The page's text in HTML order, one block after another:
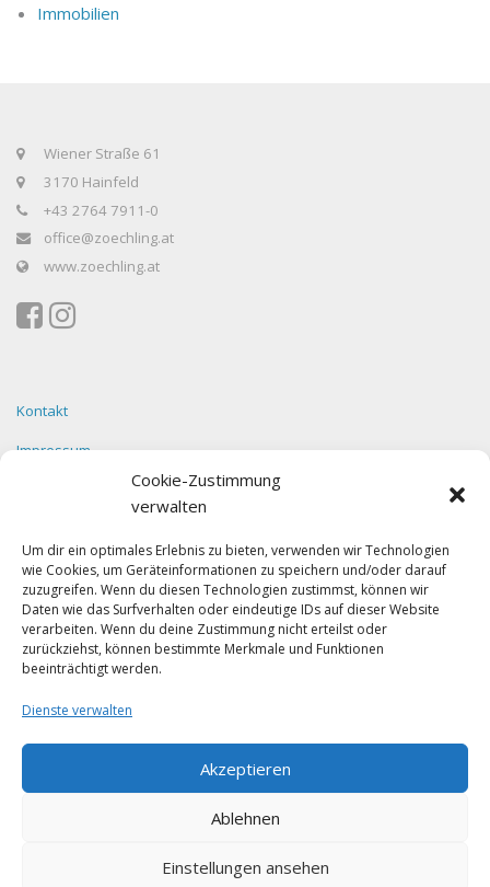
Cookie-Zustimmung
verwalten
Um dir ein optimales Erlebnis zu bieten, verwenden wir Technologien
wie Cookies, um Geräteinformationen zu speichern und/oder darauf
zuzugreifen. Wenn du diesen Technologien zustimmst, können wir
Daten wie das Surfverhalten oder eindeutige IDs auf dieser Website
verarbeiten. Wenn du deine Zustimmung nicht erteilst oder
zurückziehst, können bestimmte Merkmale und Funktionen
beeinträchtigt werden.
Dienste verwalten
Akzeptieren
Ablehnen
Einstellungen ansehen
Immobilien
Wiener Straße 61
3170 Hainfeld
+43 2764 7911-0
office@zoechling.at
www.zoechling.at
Kontakt
Impressum
Facebook
Klicke auf "Ich stimme zu", um Facebook
zu aktivieren
Ich stimme zu